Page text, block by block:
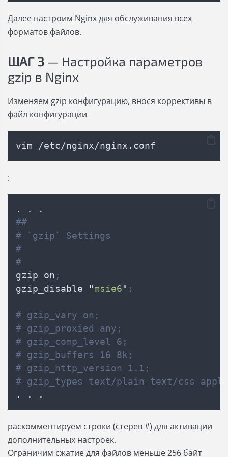
Далее настроим Nginx для обслуживания всех
форматов файлов.
ШАГ 3 — Настройка параметров
gzip в Nginx
Изменяем gzip конфигурацию, внося коррективы в
файл конфигурации
vim /etc/nginx/nginx.conf
:
. . .
##
# `gzip` Settings
#
#
gzip on ;
gzip_disable
"msie6" ;
# gzip_vary on;
# gzip_proxied any;
# gzip_comp_level 6;
# gzip_buffers 16 8k;
# gzip_http_version 1.1;
# gzip_types text/plain text/css
. . .
раскомментируем строки (стерев #) для активации
дополнительных настроек.
Ограничим сжатие для файлов меньше 256 байт